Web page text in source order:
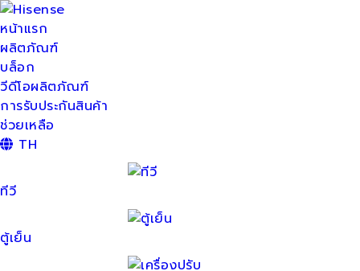
หน้าแรก
ผลิตภัณฑ์
บล็อก
วีดีโอผลิตภัณฑ์
การรับประกันสินค้า
ช่วยเหลือ
TH
ทีวี
ตู้เย็น